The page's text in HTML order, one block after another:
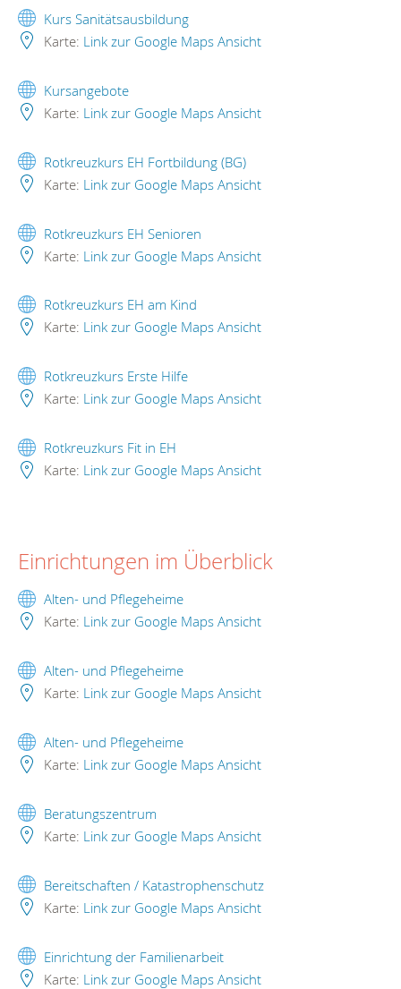
Kurs Sanitätsausbildung
Karte: Link zur Google Maps Ansicht
Kursangebote
Karte: Link zur Google Maps Ansicht
Rotkreuzkurs EH Fortbildung (BG)
Karte: Link zur Google Maps Ansicht
Rotkreuzkurs EH Senioren
Karte: Link zur Google Maps Ansicht
Rotkreuzkurs EH am Kind
Karte: Link zur Google Maps Ansicht
Rotkreuzkurs Erste Hilfe
Karte: Link zur Google Maps Ansicht
Rotkreuzkurs Fit in EH
Karte: Link zur Google Maps Ansicht
Einrichtungen im Überblick
Alten- und Pflegeheime
Karte: Link zur Google Maps Ansicht
Alten- und Pflegeheime
Karte: Link zur Google Maps Ansicht
Alten- und Pflegeheime
Karte: Link zur Google Maps Ansicht
Beratungszentrum
Karte: Link zur Google Maps Ansicht
Bereitschaften / Katastrophenschutz
Karte: Link zur Google Maps Ansicht
Einrichtung der Familienarbeit
Karte: Link zur Google Maps Ansicht